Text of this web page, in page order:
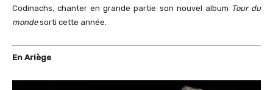
Codinachs, chanter en grande partie son nouvel album Tour du
mondesorti cette année.
En Ariège